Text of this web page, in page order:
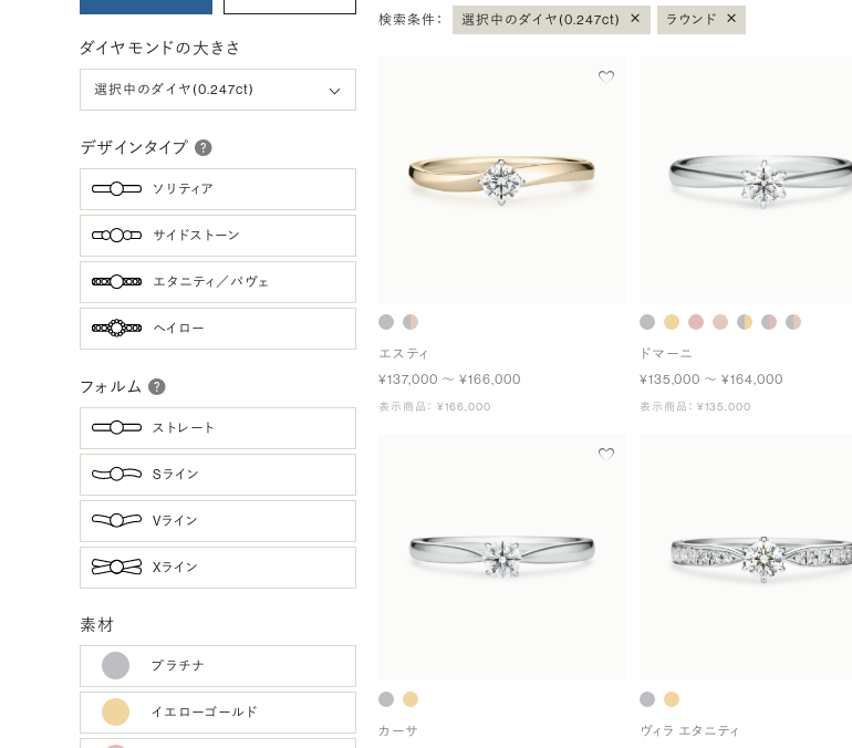
ダイヤモンドの大きさ
デザインタイプ
ソリティア
サイドストーン
エタニティ／パヴェ
ヘイロー
フォルム
ストレート
Sライン
Vライン
Xライン
素材
プラチナ
イエローゴールド
検索条件： 選択中のダイヤ(0.247ct) × ラウンド ×
エスティ
¥137,000 〜 ¥166,000
表示商品： ¥166,000
ドマーニ
¥135,000 〜 ¥164,000
表示商品： ¥135,000
カーサ
ヴィラ エタニティ